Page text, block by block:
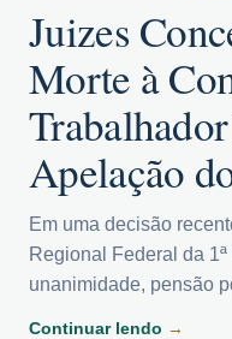
Juizes
Morte à
Apelação
Em uma decisão
Regional Federal da
unanimidade, pensão
Continuar lendo →